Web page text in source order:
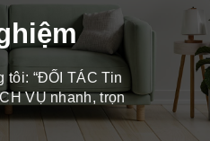
tôi: “ĐỐI TÁC Tin
VỤ nhanh, trọn